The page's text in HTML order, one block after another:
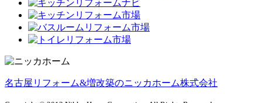
名古屋リフォーム&増改築のニッカホーム株式会社